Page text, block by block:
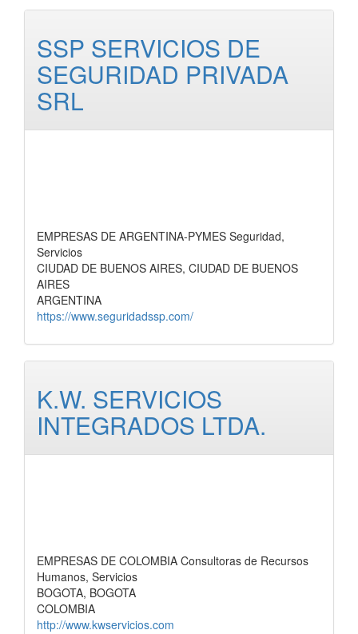
SSP SERVICIOS DE
SEGURIDAD PRIVADA
SRL
EMPRESAS DE ARGENTINA-PYMES Seguridad,
Servicios
CIUDAD DE BUENOS AIRES, CIUDAD DE BUENOS
AIRES
ARGENTINA
https://www.seguridadssp.com/
K.W. SERVICIOS
INTEGRADOS LTDA.
EMPRESAS DE COLOMBIA Consultoras de Recursos
Humanos, Servicios
BOGOTA, BOGOTA
COLOMBIA
http://www.kwservicios.com